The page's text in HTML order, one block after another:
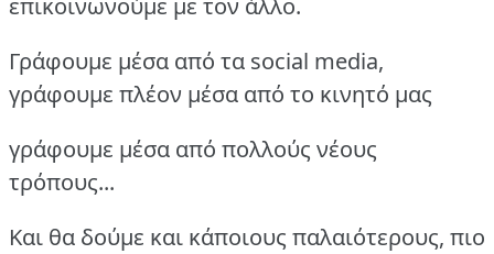
επικοινωνούμε με τον άλλο.
Γράφουμε μέσα από τα social media,
γράφουμε πλέον μέσα από το κινητό μας
γράφουμε μέσα από πολλούς νέους
τρόπους...
Και θα δούμε και κάποιους παλαιότερους, πιο